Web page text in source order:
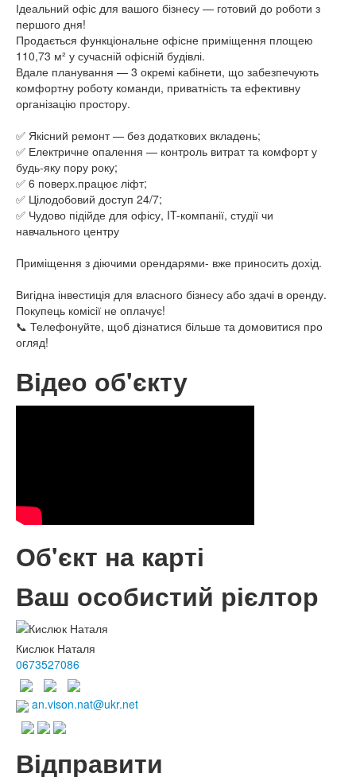
Ідеальний офіс для вашого бізнесу — готовий до роботи з
першого дня!
Продається функціональне офісне приміщення площею
110,73 м² у сучасній офісній будівлі.
Вдале планування — 3 окремі кабінети, що забезпечують
комфортну роботу команди, приватність та ефективну
організацію простору.
✅ Якісний ремонт — без додаткових вкладень;
✅ Електричне опалення — контроль витрат та комфорт у
будь-яку пору року;
✅ 6 поверх.працює ліфт;
✅ Цілодобовий доступ 24/7;
✅ Чудово підійде для офісу, IT-компанії, студії чи
навчального центру
Приміщення з діючими орендарями- вже приносить дохід.
Вигідна інвестиція для власного бізнесу або здачі в оренду.
Покупець комісії не оплачує!
📞 Телефонуйте, щоб дізнатися більше та домовитися про
огляд!
Відео об'єкту
Об'єкт на карті
Ваш особистий рієлтор
Кислюк Наталя
0673527086
an.vison.nat@ukr.net
Відправити